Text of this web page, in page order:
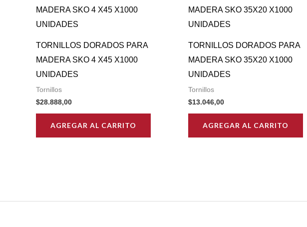
TORNILLOS DORADOS PARA
MADERA SKO 4 X45 X1000
UNIDADES
Tornillos
$28.888,00
AGREGAR AL CARRITO
TORNILLOS DORADOS PARA
MADERA SKO 35X20 X1000
UNIDADES
Tornillos
$13.046,00
AGREGAR AL CARRITO